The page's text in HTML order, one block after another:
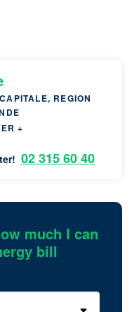
REGION
+
02 315 60 40
much I can
bill